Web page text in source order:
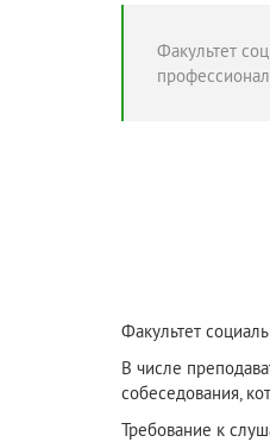
Факультет
Факультет
В числе
собеседования,
Требование к